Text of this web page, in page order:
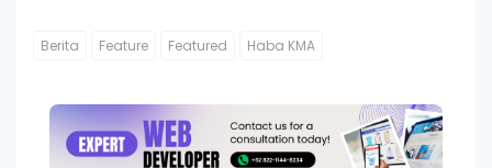
Berita Feature Featured Haba KMA